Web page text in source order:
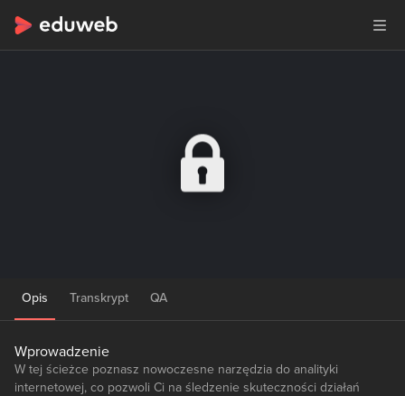
Opis Transkrypt QA
Wprowadzenie
W tej ścieżce poznasz nowoczesne narzędzia do analityki
internetowej, co pozwoli Ci na śledzenie skuteczności działań